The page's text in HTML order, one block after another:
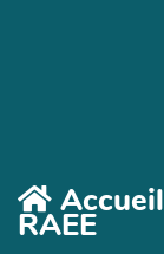
Accueil
RAEE